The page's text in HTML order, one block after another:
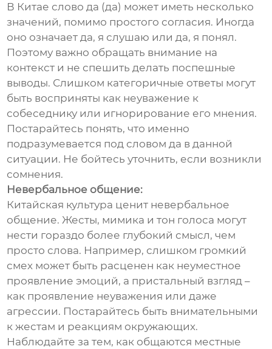
В Китае слово да (да) может иметь несколько
значений, помимо простого согласия. Иногда
оно означает да, я слушаю или да, я понял.
Поэтому важно обращать внимание на
контекст и не спешить делать поспешные
выводы. Слишком категоричные ответы могут
быть восприняты как неуважение к
собеседнику или игнорирование его мнения.
Постарайтесь понять, что именно
подразумевается под словом да в данной
ситуации. Не бойтесь уточнить, если возникли
сомнения.
Невербальное общение:
Китайская культура ценит невербальное
общение. Жесты, мимика и тон голоса могут
нести гораздо более глубокий смысл, чем
просто слова. Например, слишком громкий
смех может быть расценен как неуместное
проявление эмоций, а пристальный взгляд –
как проявление неуважения или даже
агрессии. Постарайтесь быть внимательными
к жестам и реакциям окружающих.
Наблюдайте за тем, как общаются местные